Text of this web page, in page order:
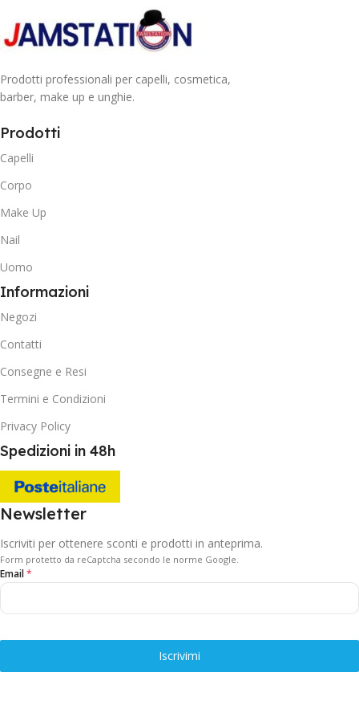
Prodotti professionali per capelli, cosmetica,
barber, make up e unghie.
Prodotti
Capelli
Corpo
Make Up
Nail
Uomo
Informazioni
Negozi
Contatti
Consegne e Resi
Termini e Condizioni
Privacy Policy
Spedizioni in 48h
Newsletter
Iscriviti per ottenere sconti e prodotti in anteprima.
Form protetto da reCaptcha secondo le norme Google.
Email*
Iscrivimi